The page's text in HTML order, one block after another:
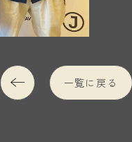
一覧に戻る